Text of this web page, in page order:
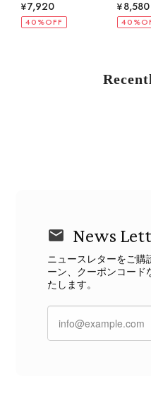
¥8,580
40%OFF
News
ニュースレターをご購
ーン、クーポンコード
たします。